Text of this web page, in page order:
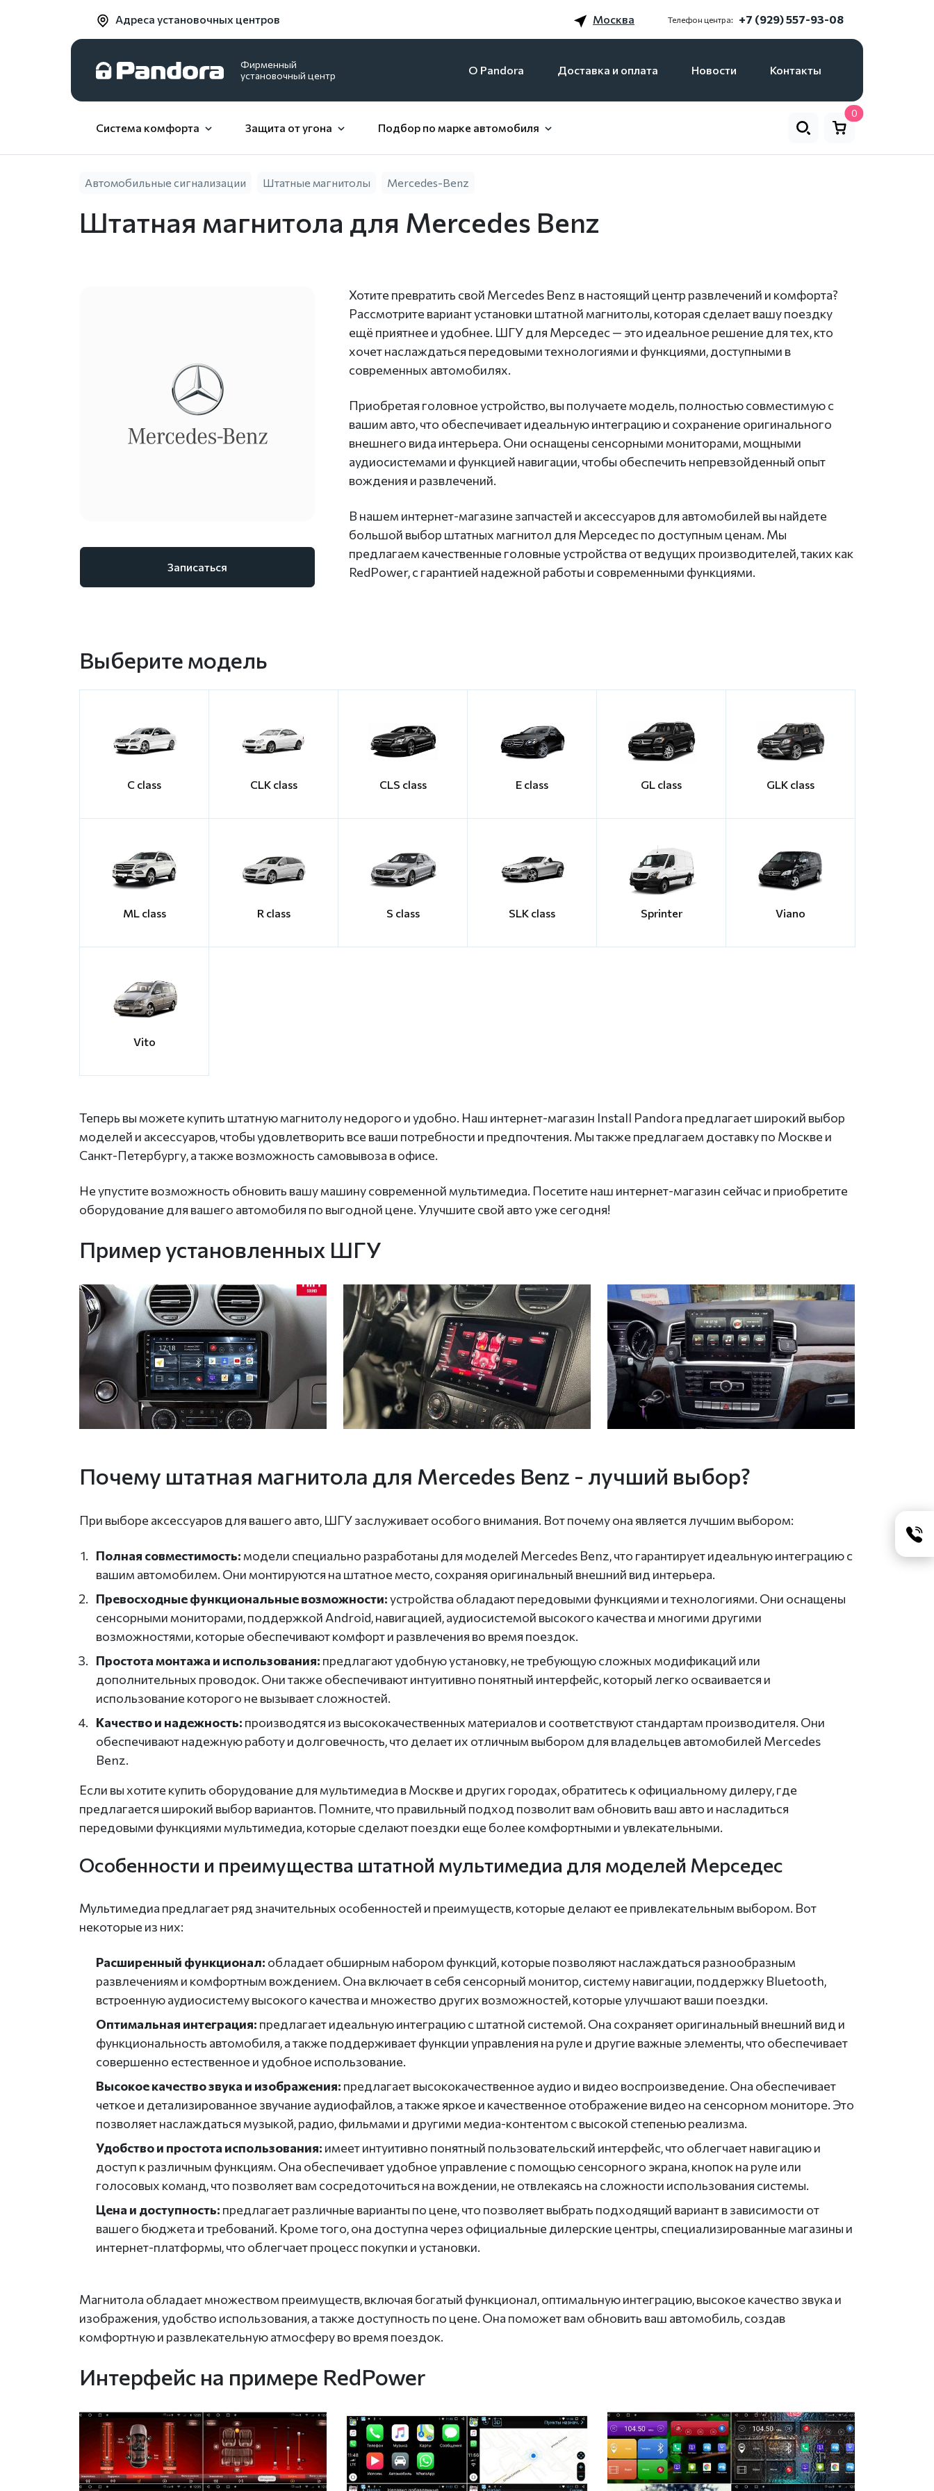
Адреса установочных центров Москва Телефон центра: +7 (929) 557-93-08
Фирменный
установочный центр
O Pandora Доставка и оплата Новости Контакты
Система комфорта Защита от угона Подбор по марке автомобиля
0
Автомобильные сигнализации Штатные магнитолы Mercedes-Benz
Штатная магнитола для Mercedes Benz
Записаться
Хотите превратить свой Mercedes Benz в настоящий центр развлечений и комфорта?
Рассмотрите вариант установки штатной магнитолы, которая сделает вашу поездку
ещё приятнее и удобнее. ШГУ для Мерседес — это идеальное решение для тех, кто
хочет наслаждаться передовыми технологиями и функциями, доступными в
современных автомобилях.
Приобретая головное устройство, вы получаете модель, полностью совместимую с
вашим авто, что обеспечивает идеальную интеграцию и сохранение оригинального
внешнего вида интерьера. Они оснащены сенсорными мониторами, мощными
аудиосистемами и функцией навигации, чтобы обеспечить непревзойденный опыт
вождения и развлечений.
В нашем интернет-магазине запчастей и аксессуаров для автомобилей вы найдете
большой выбор штатных магнитол для Мерседес по доступным ценам. Мы
предлагаем качественные головные устройства от ведущих производителей, таких как
RedPower, с гарантией надежной работы и современными функциями.
Выберите модель
C class CLK class CLS class E class GL class GLK class
ML class R class S class SLK class Sprinter Viano
Vito
Теперь вы можете купить штатную магнитолу недорого и удобно. Наш интернет-магазин Install Pandora предлагает широкий выбор
моделей и аксессуаров, чтобы удовлетворить все ваши потребности и предпочтения. Мы также предлагаем доставку по Москве и
Санкт-Петербургу, а также возможность самовывоза в офисе.
Не упустите возможность обновить вашу машину современной мультимедиа. Посетите наш интернет-магазин сейчас и приобретите
оборудование для вашего автомобиля по выгодной цене. Улучшите свой авто уже сегодня!
Пример установленных ШГУ
Почему штатная магнитола для Mercedes Benz - лучший выбор?
При выборе аксессуаров для вашего авто, ШГУ заслуживает особого внимания. Вот почему она является лучшим выбором:
Полная совместимость: модели специально разработаны для моделей Mercedes Benz, что гарантирует идеальную интеграцию с
вашим автомобилем. Они монтируются на штатное место, сохраняя оригинальный внешний вид интерьера.
Превосходные функциональные возможности:устройства обладают передовыми функциями и технологиями. Они оснащены
сенсорными мониторами, поддержкой Android, навигацией, аудиосистемой высокого качества и многими другими
возможностями, которые обеспечивают комфорт и развлечения во время поездок.
Простота монтажа и использования: предлагают удобную установку, не требующую сложных модификаций или
дополнительных проводок. Они также обеспечивают интуитивно понятный интерфейс, который легко осваивается и
использование которого не вызывает сложностей.
Качество и надежность: производятся из высококачественных материалов и соответствуют стандартам производителя. Они
обеспечивают надежную работу и долговечность, что делает их отличным выбором для владельцев автомобилей Mercedes
Benz.
Если вы хотите купить оборудование для мультимедиа в Москве и других городах, обратитесь к официальному дилеру, где
предлагается широкий выбор вариантов. Помните, что правильный подход позволит вам обновить ваш авто и насладиться
передовыми функциями мультимедиа, которые сделают поездки еще более комфортными и увлекательными.
Особенности и преимущества штатной мультимедиа для моделей Мерседес
Мультимедиа предлагает ряд значительных особенностей и преимуществ, которые делают ее привлекательным выбором. Вот
некоторые из них:
Расширенный функционал: обладает обширным набором функций, которые позволяют наслаждаться разнообразным
развлечениям и комфортным вождением. Она включает в себя сенсорный монитор, систему навигации, поддержку Bluetooth,
встроенную аудиосистему высокого качества и множество других возможностей, которые улучшают ваши поездки.
Оптимальная интеграция: предлагает идеальную интеграцию с штатной системой. Она сохраняет оригинальный внешний вид и
функциональность автомобиля, а также поддерживает функции управления на руле и другие важные элементы, что обеспечивает
совершенно естественное и удобное использование.
Высокое качество звука и изображения: предлагает высококачественное аудио и видео воспроизведение. Она обеспечивает
четкое и детализированное звучание аудиофайлов, а также яркое и качественное отображение видео на сенсорном мониторе. Это
позволяет наслаждаться музыкой, радио, фильмами и другими медиа-контентом с высокой степенью реализма.
Удобство и простота использования: имеет интуитивно понятный пользовательский интерфейс, что облегчает навигацию и
доступ к различным функциям. Она обеспечивает удобное управление с помощью сенсорного экрана, кнопок на руле или
голосовых команд, что позволяет вам сосредоточиться на вождении, не отвлекаясь на сложности использования системы.
Цена и доступность: предлагает различные варианты по цене, что позволяет выбрать подходящий вариант в зависимости от
вашего бюджета и требований. Кроме того, она доступна через официальные дилерские центры, специализированные магазины и
интернет-платформы, что облегчает процесс покупки и установки.
Магнитола обладает множеством преимуществ, включая богатый функционал, оптимальную интеграцию, высокое качество звука и
изображения, удобство использования, а также доступность по цене. Она поможет вам обновить ваш автомобиль, создав
комфортную и развлекательную атмосферу во время поездок.
Интерфейс на примере RedPower